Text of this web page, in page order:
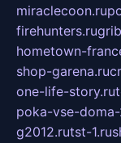
miraclecoon.ru
firehunters.ru
hometown-
shop-garena.ru
one-life-story.ru
poka-vse-
g2012.rutst-1.ru